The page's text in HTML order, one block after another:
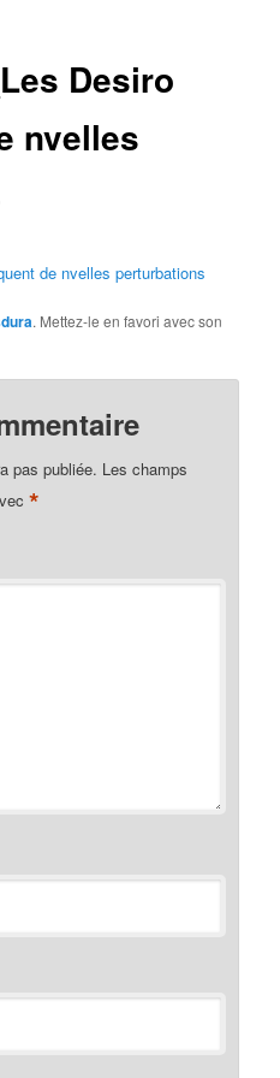
Desiro
nvelles
de nvelles perturbations
. Mettez-le en favori avec son
pas publiée. Les champs
*